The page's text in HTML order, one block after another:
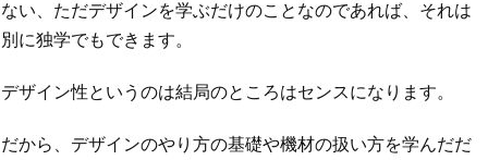
ない、ただデザインを学ぶだけのことなのであれば、それは
別に独学でもできます。
デザイン性というのは結局のところはセンスになります。
だから、デザインのやり方の基礎や機材の扱い方を学んだだ